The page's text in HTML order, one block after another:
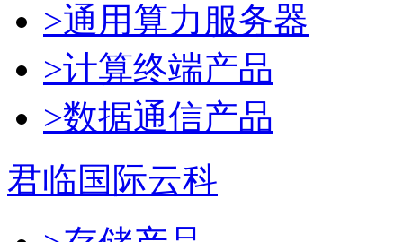
>通用算力服务器
>计算终端产品
>数据通信产品
君临国际云科